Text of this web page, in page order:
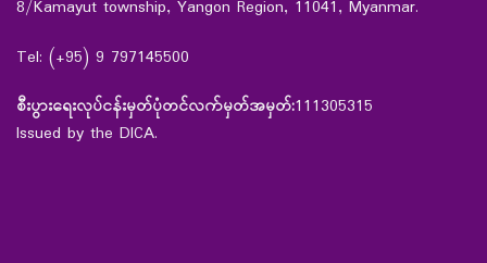
8/Kamayut township, Yangon Region, 11041, Myanmar.
Tel: (+95) 9 797145500
စီးပွားရေးလုပ်ငန်းမှတ်ပုံတင်လက်မှတ်အမှတ်:111305315
Issued by the DICA.